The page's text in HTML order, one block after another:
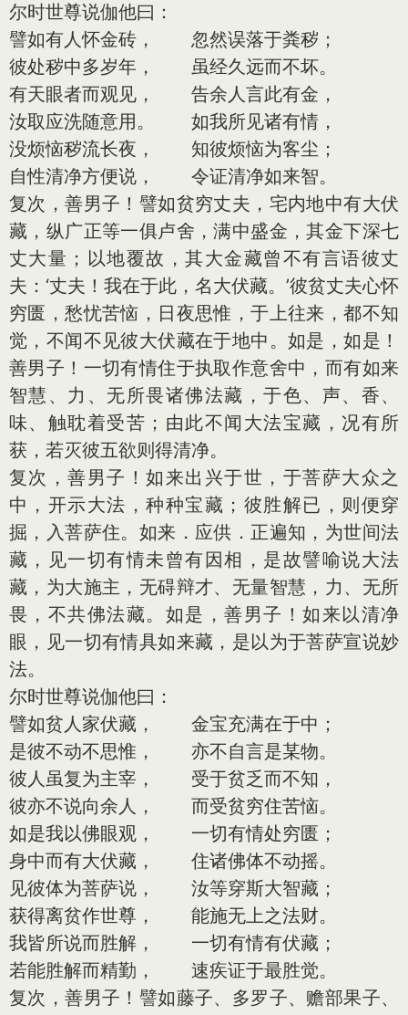
尔时世尊说伽他曰：
譬如有人怀金砖， 忽然误落于粪秽；
彼处秽中多岁年， 虽经久远而不坏。
有天眼者而观见， 告余人言此有金，
汝取应洗随意用。 如我所见诸有情，
没烦恼秽流长夜， 知彼烦恼为客尘；
自性清净方便说， 令证清净如来智。
复次，善男子！譬如贫穷丈夫，宅内地中有大伏
藏，纵广正等一俱卢舍，满中盛金，其金下深七
丈大量；以地覆故，其大金藏曾不有言语彼丈
夫：‘丈夫！我在于此，名大伏藏。’彼贫丈夫心怀
穷匮，愁忧苦恼，日夜思惟，于上往来，都不知
觉，不闻不见彼大伏藏在于地中。如是，如是！
善男子！一切有情住于执取作意舍中，而有如来
智慧、力、无所畏诸佛法藏，于色、声、香、
味、触耽着受苦；由此不闻大法宝藏，况有所
获，若灭彼五欲则得清净。
复次，善男子！如来出兴于世，于菩萨大众之
中，开示大法，种种宝藏；彼胜解已，则便穿
掘，入菩萨住。如来．应供．正遍知，为世间法
藏，见一切有情未曾有因相，是故譬喻说大法
藏，为大施主，无碍辩才、无量智慧，力、无所
畏，不共佛法藏。如是，善男子！如来以清净
眼，见一切有情具如来藏，是以为于菩萨宣说妙
法。
尔时世尊说伽他曰：
譬如贫人家伏藏， 金宝充满在于中；
是彼不动不思惟， 亦不自言是某物。
彼人虽复为主宰， 受于贫乏而不知，
彼亦不说向余人， 而受贫穷住苦恼。
如是我以佛眼观， 一切有情处穷匮；
身中而有大伏藏， 住诸佛体不动摇。
见彼体为菩萨说， 汝等穿斯大智藏；
获得离贫作世尊， 能施无上之法财。
我皆所说而胜解， 一切有情有伏藏；
若能胜解而精勤， 速疾证于最胜觉。
复次，善男子！譬如藤子、多罗子、赡部果子、